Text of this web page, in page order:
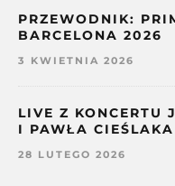
PRZEWODNIK:
BARCELONA 2026
3 KWIETNIA 2026
LIVE Z KONCERTU
I PAWŁA
28 LUTEGO 2026